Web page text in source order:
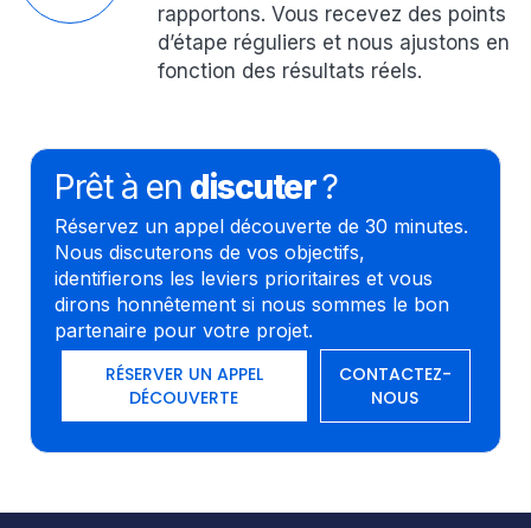
rapportons. Vous recevez des points
d’étape réguliers et nous ajustons en
fonction des résultats réels.
Prêt à en discuter?
Réservez un appel découverte de 30 minutes.
Nous discuterons de vos objectifs,
identifierons les leviers prioritaires et vous
dirons honnêtement si nous sommes le bon
partenaire pour votre projet.
RÉSERVER UN APPEL
DÉCOUVERTE
CONTACTEZ-
NOUS